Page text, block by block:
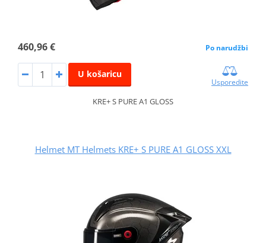
460,96 € Po narudžbi
U košaricu
Usporedite
KRE+ S PURE A1 GLOSS
Helmet MT Helmets KRE+ S PURE A1 GLOSS XXL